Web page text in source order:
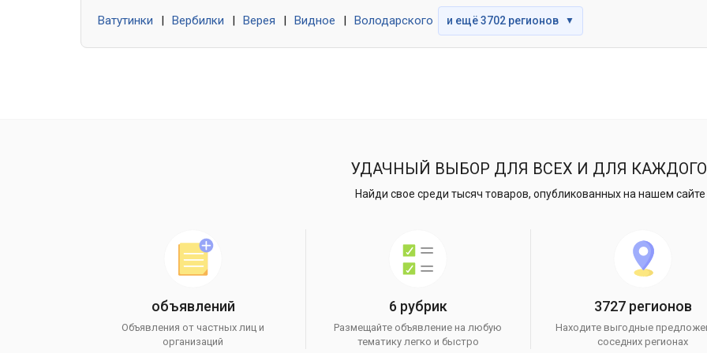
Ватутинки Вербилки Верея Видное Володарского и ещё 3702 регионов ▼
УДАЧНЫЙ ВЫБОР ДЛЯ ВСЕХ И ДЛЯ
Найди свое среди тысяч товаров, опубликованных на нашем сайте
объявлений
Объявления от частных лиц и
организаций
6 рубрик
Размещайте объявление на любую
тематику легко и быстро
3727 регионов
Находите выгодные
соседних регионах